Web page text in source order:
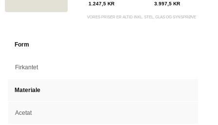
1.247,5 KR 3.997,5 KR
VORES PRISER ER ALTID INKL. STEL, GLAS OG SYNSPRØVE
Form
Firkantet
Materiale
Acetat